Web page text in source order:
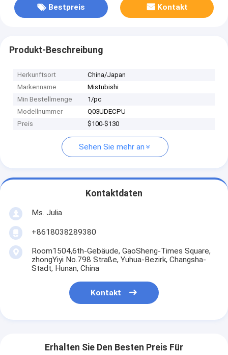
Bestpreis Kontakt
Produkt-Beschreibung
Herkunftsort
China/Japan
Markenname
Mistubishi
Min Bestellmenge
1/pc
Modellnummer
Q03UDECPU
Preis
$100-$130
Sehen Sie mehr an
Kontaktdaten
Ms. Julia
+8618038289380
Room1504,6th-Gebäude, GaoSheng-Times Square,
zhongYiyi No.798 Straße, Yuhua-Bezirk, Changsha-
Stadt, Hunan, China
Kontakt
Erhalten Sie Den Besten Preis Für